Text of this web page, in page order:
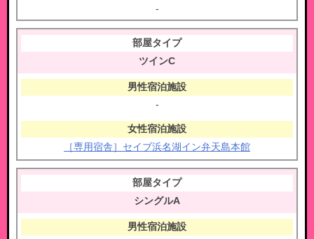
-
ツインC
-
［専用宿舎］セイブ浜名湖イン弁天島本館
シングルA